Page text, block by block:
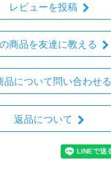
レビューを投稿
商品を友達に教える
品について問い合わせる
返品について